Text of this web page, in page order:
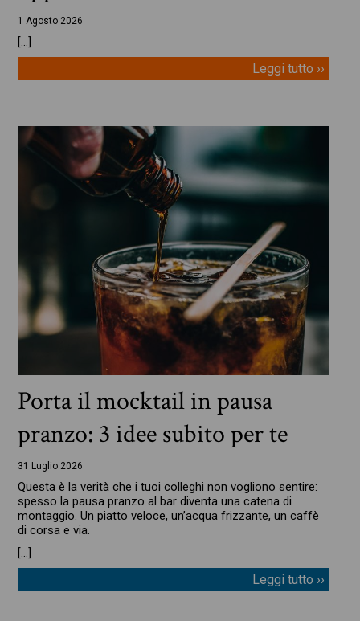
1 Agosto 2026
[…]
Leggi tutto ››
Porta il mocktail in pausa
pranzo: 3 idee subito per te
31 Luglio 2026
Questa è la verità che i tuoi colleghi non vogliono sentire:
spesso la pausa pranzo al bar diventa una catena di
montaggio. Un piatto veloce, un’acqua frizzante, un caffè
di corsa e via.
[…]
Leggi tutto ››